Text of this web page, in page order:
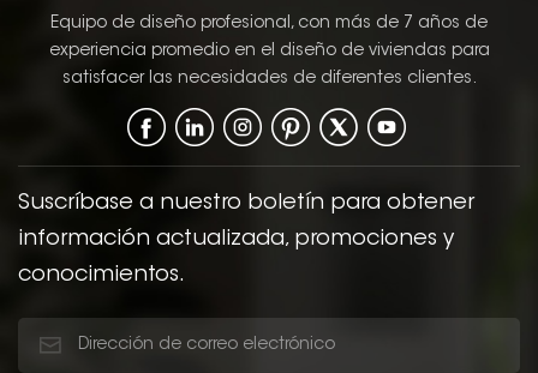
apariencia moderna
pero atemporal que
puede complementar
estilos de cocina, de lo
contemporáneo a lo
puerta shaker, con sus
líneas simples y limpias
y su panel empotrado,
y funcional que mejora
Equipo de diseño profesional, con más de 7 años de
experiencia promedio en el diseño de viviendas para
satisfacer las necesidades de diferentes clientes.
Suscríbase a nuestro boletín para obtener
información actualizada, promociones y
conocimientos.